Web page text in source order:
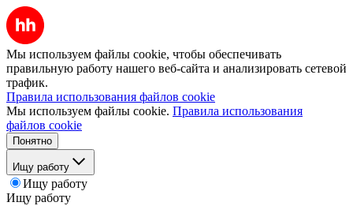
Мы используем файлы cookie, чтобы обеспечивать
правильную работу нашего веб-сайта и анализировать сетевой
трафик.
Правила использования файлов cookie
Мы используем файлы cookie. Правила использования
файлов cookie
Понятно
Ищу работу
Ищу работу
Ищу работу